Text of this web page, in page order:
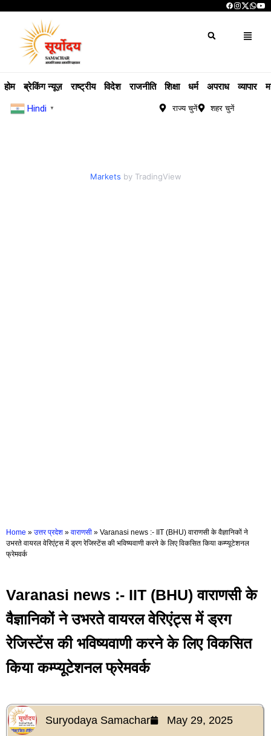
होम ब्रेकिंग न्यूज़ राष्ट्रीय विदेश राजनीति शिक्षा धर्म अपराध व्यापार
Hindi ▼ राज्य चुनें शहर चुनें
Markets by TradingView
Home » उत्तर प्रदेश » वाराणसी » Varanasi news :- IIT (BHU) वाराणसी के वैज्ञानिकों ने
उभरते वायरल वेरिएंट्स में ड्रग रेजिस्टेंस की भविष्यवाणी करने के लिए विकसित किया कम्प्यूटेशनल
फ्रेमवर्क
Varanasi news :- IIT (BHU) वाराणसी के
वैज्ञानिकों ने उभरते वायरल वेरिएंट्स में ड्रग
रेजिस्टेंस की भविष्यवाणी करने के लिए विकसित
किया कम्प्यूटेशनल फ्रेमवर्क
Suryodaya Samachar
May 29, 2025